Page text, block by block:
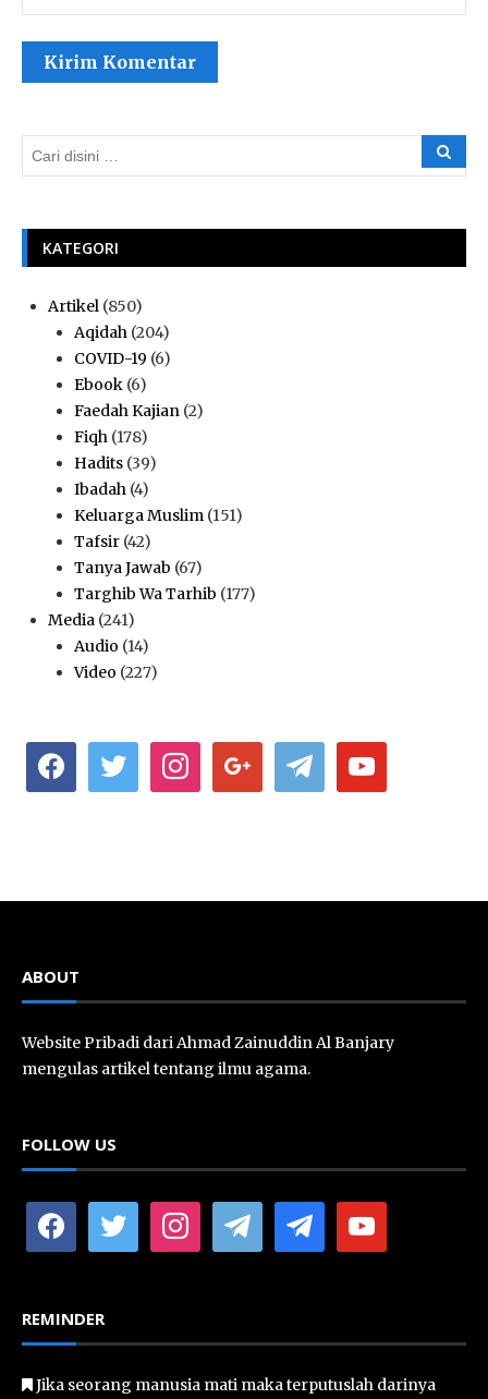
KATEGORI
Artikel (850)
Aqidah (204)
COVID-19 (6)
Ebook (6)
Faedah Kajian (2)
Fiqh (178)
Hadits (39)
Ibadah (4)
Keluarga Muslim (151)
Tafsir (42)
Tanya Jawab (67)
Targhib Wa Tarhib (177)
Media (241)
Audio (14)
Video (227)
facebook twitter instagramgoogle telegram youtube
ABOUT
Website Pribadi dari Ahmad Zainuddin Al Banjary
mengulas artikel tentang ilmu agama.
FOLLOW US
facebook twitter instagramtelegram telegram youtube
REMINDER
Jika seorang manusia mati maka terputuslah darinya